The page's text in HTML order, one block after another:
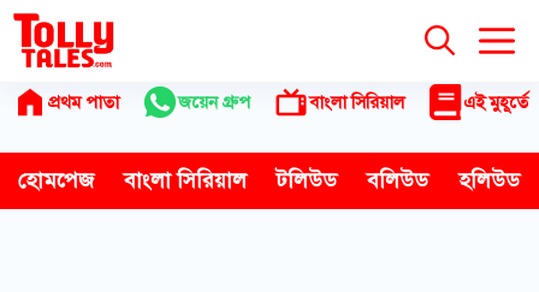
Skip
content
প্রথম পাতা জয়েন গ্রুপ বাংলা সিরিয়াল এই মুহূর্তে
হোমপেজ বাংলা সিরিয়াল টলিউড বলিউড হলিউড